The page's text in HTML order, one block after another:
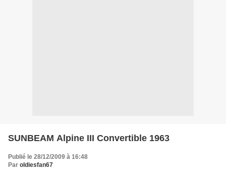
SUNBEAM Alpine III Convertible 1963
Publié le 28/12/2009 à 16:48
Par oldiesfan67